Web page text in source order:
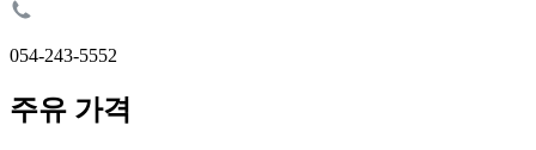
054-243-5552
주유 가격